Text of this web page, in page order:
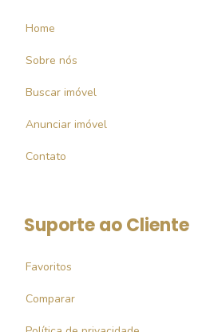
Home
Sobre nós
Buscar imóvel
Anunciar imóvel
Contato
Suporte ao Cliente
Favoritos
Comparar